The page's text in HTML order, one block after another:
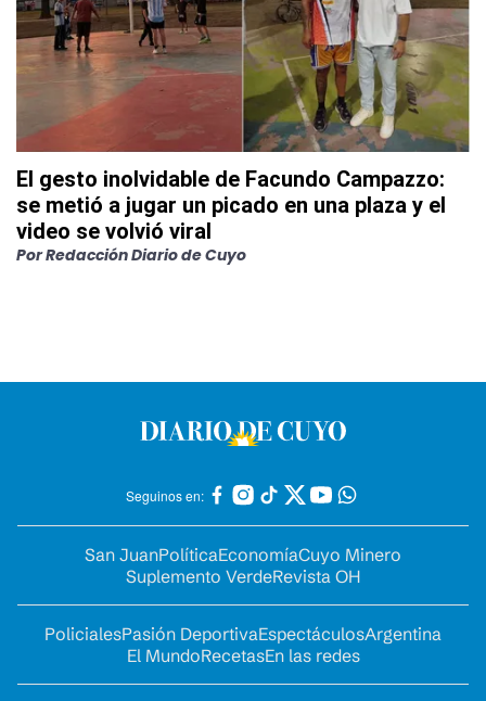
El gesto inolvidable de Facundo Campazzo:
se metió a jugar un picado en una plaza y el
video se volvió viral
PorRedacción Diario de Cuyo
Seguinos en:
San JuanPolíticaEconomíaCuyo Minero
Suplemento VerdeRevista OH
PolicialesPasión DeportivaEspectáculosArgentina
El MundoRecetasEn las redes